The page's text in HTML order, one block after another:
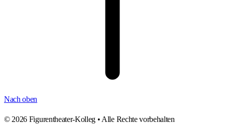
Nach oben
© 2026 Figurentheater-Kolleg • Alle Rechte vorbehalten